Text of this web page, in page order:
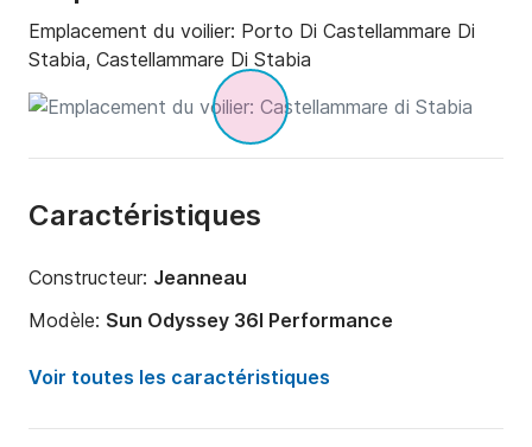
Emplacement du voilier: Porto Di Castellammare Di
Stabia, Castellammare Di Stabia
Caractéristiques
Constructeur: Jeanneau
Modèle: Sun Odyssey 36I Performance
Année:
2010 (Rénové en 2020)
Voir toutes les caractéristiques